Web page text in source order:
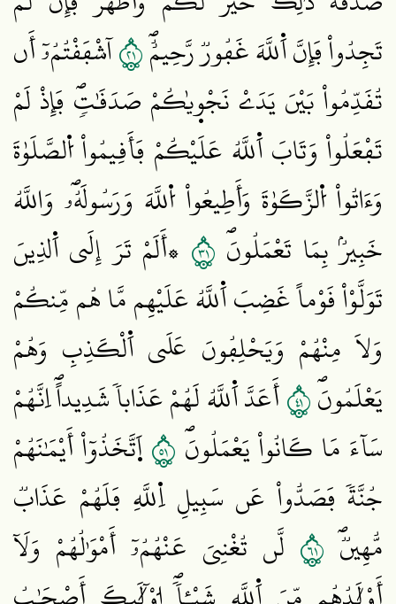
تَجِدُواْ فَإِنَّ اَ۬للَّهَ غَفُورٞ رَّحِيمٌۖ١٢آٰشْفَقْتُمُۥٓ أَن
تُقَدِّمُواْ بَيْنَ يَدَےْ نَجْو۪يٰكُمْ صَدَقَٰتٖۖ فَإِذْ لَمْ
تَفْعَلُواْ وَتَابَ اَ۬للَّهُ عَلَيْكُمْ فَأَقِيمُواْ اُ۬لصَّلَوٰةَ
وَءَاتُواْ اُ۬لزَّكَوٰةَ وَأَطِيعُواْ اُ۬للَّهَ وَرَسُولَهُۥۖ وَاللَّهُ
خَبِيرُۢ بِمَا تَعْمَلُونَۖ ١٣ ۞أَلَمْ تَرَ إِلَي اَ۬لذِينَ
تَوَلَّوْاْ قَوْماً غَضِبَ اَ۬للَّهُ عَلَيْهِم مَّا هُم مِّنكُمْ
وَلَا مِنْهُمْ وَيَحْلِفُونَ عَلَي اَ۬لْكَذِبِ وَهُمْ
يَعْلَمُونَۖ١٤أَعَدَّ اَ۬للَّهُ لَهُمْ عَذَاباٗ شَدِيداًۖ اِنَّهُمْ
سَآءَ مَا كَانُواْ يَعْمَلُونَۖ١٥اَ۪تَّخَذُوٓاْ أَيْمَٰنَهُمْ
جُنَّةٗ فَصَدُّواْ عَن سَبِيلِ اِ۬للَّهِ فَلَهُمْ عَذَابٞ
مُّهِينٞۖ ١٦ لَّن تُغْنِيَ عَنْهُمُۥٓ أَمْوَٰلُهُمْ وَلَآ